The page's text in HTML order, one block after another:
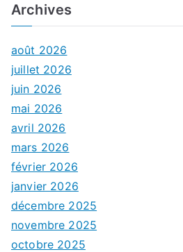
Archives
août 2026
juillet 2026
juin 2026
mai 2026
avril 2026
mars 2026
février 2026
janvier 2026
décembre 2025
novembre 2025
octobre 2025